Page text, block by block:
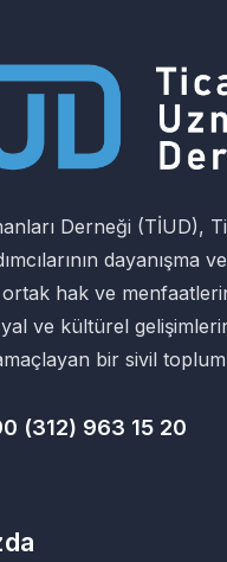
Derneği (TİUD),
dayanışma
hak ve
ve kültürel
bir sivil
(312) 963 15 20